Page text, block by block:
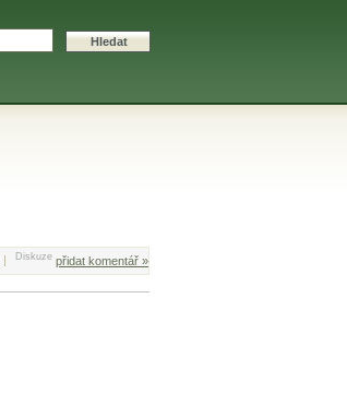
Diskuze přidat komentář »